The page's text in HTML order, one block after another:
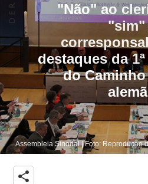
"Não" ao
"sim"
destaques da
do
Assembleia Sinodal | Foto: Reprodução
share